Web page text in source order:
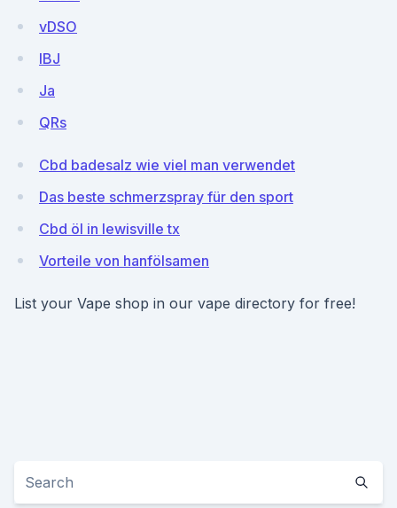
vDSO
IBJ
Ja
QRs
Cbd badesalz wie viel man verwendet
Das beste schmerzspray für den sport
Cbd öl in lewisville tx
Vorteile von hanfölsamen
List your Vape shop in our vape directory for free!